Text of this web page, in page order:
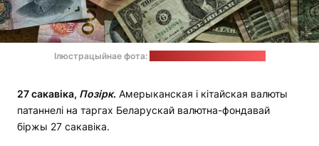
Ілюстрацыйнае фота:
27 сакавіка, Позірк. Амерыканская і кітайская валюты
патаннелі на таргах Беларускай валютна-фондавай
біржы 27 сакавіка.